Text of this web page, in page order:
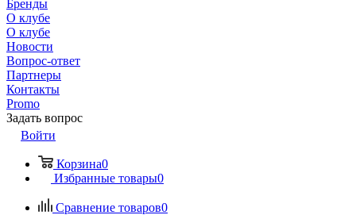
Бренды
О клубе
О клубе
Новости
Вопрос-ответ
Партнеры
Контакты
Promo
Задать вопрос
Войти
Корзина0
Избранные товары0
Сравнение товаров0